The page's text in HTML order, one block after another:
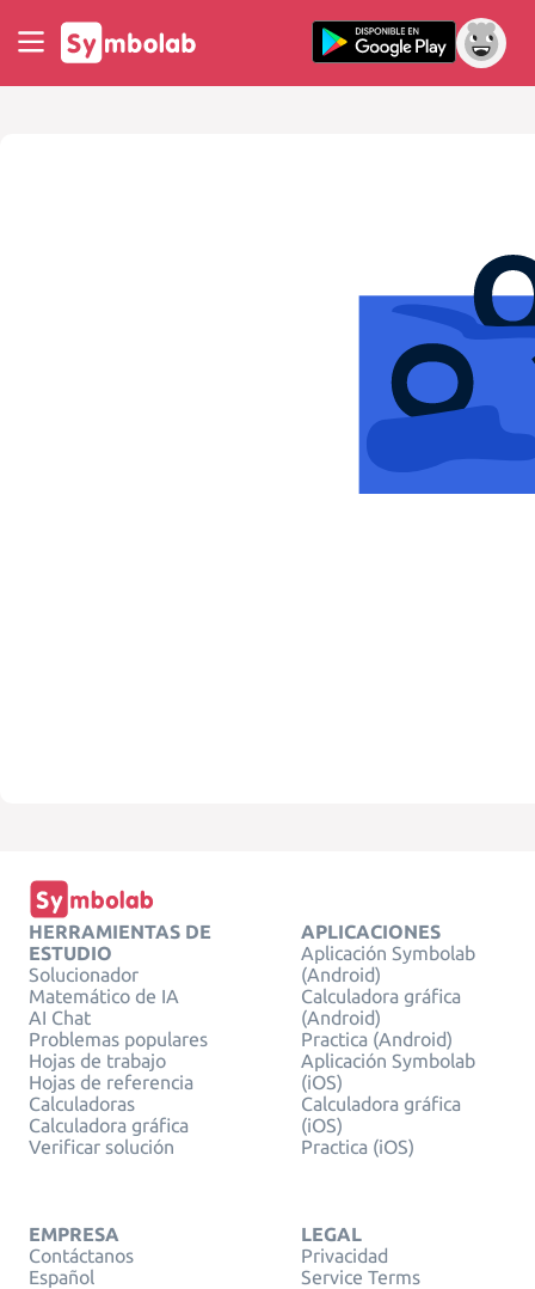
HERRAMIENTAS DE
ESTUDIO
Solucionador
Matemático de IA
AI Chat
Problemas populares
Hojas de trabajo
Hojas de referencia
Calculadoras
Calculadora gráfica
Verificar solución
APLICACIONES
Aplicación Symbolab
(Android)
Calculadora gráfica
(Android)
Practica (Android)
Aplicación Symbolab
(iOS)
Calculadora gráfica
(iOS)
Practica (iOS)
EMPRESA
Contáctanos
Español
LEGAL
Privacidad
Service Terms